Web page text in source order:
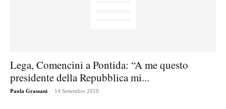
Lega, Comencini a Pontida: “A me questo
presidente della Repubblica mi...
Paola Grassani - 14 Settembre 2019